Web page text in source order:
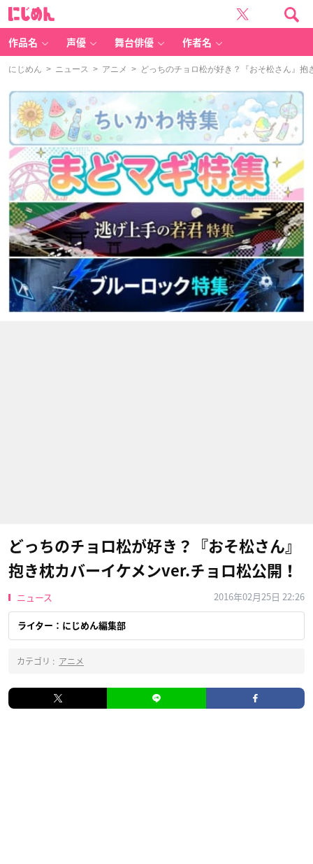
作品名 声優 舞台俳優 作者名
にじめん > ニュース > アニメ > どっちのチョロ松が好き？『おそ松さん』抱
どっちのチョロ松が好き？『おそ松さん』
抱き枕カバーイケメンver.チョロ松公開！
ニュース 2016年02月25日 22:26
ライター：にじめん編集部
カテゴリ : アニメ